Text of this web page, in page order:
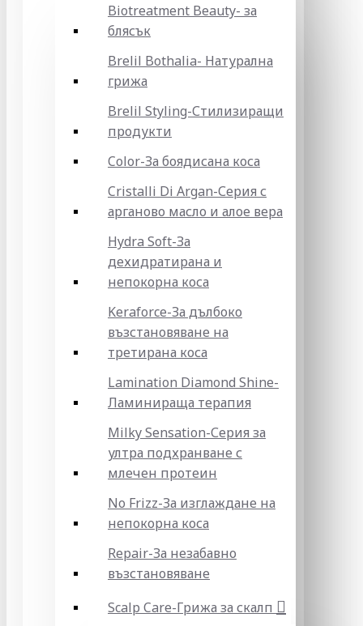
Biotreatment Beauty- за
блясък
Brelil Bothalia- Натурална
грижа
Brelil Styling-Стилизиращи
продукти
Color-За боядисана коса
Cristalli Di Argan-Серия с
арганово масло и алое вера
Hydra Soft-За
дехидратирана и
непокорна коса
Keraforce-За дълбоко
възстановяване на
третирана коса
Lamination Diamond Shine-
Ламинираща терапия
Milky Sensation-Серия за
ултра подхранване с
млечен протеин
No Frizz-За изглаждане на
непокорна коса
Repair-За незабавно
възстановяване
Scalp Care-Грижа за скалп